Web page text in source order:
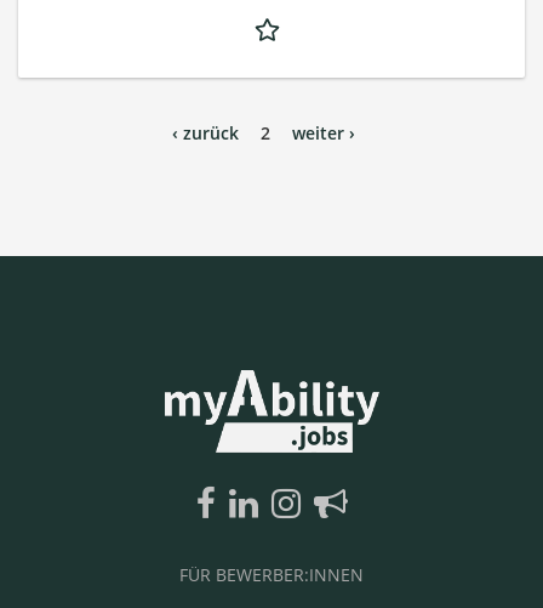
‹ zurück 2 weiter ›
FÜR BEWERBER:INNEN